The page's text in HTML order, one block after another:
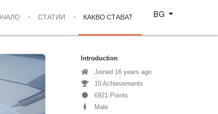
СТАТИИ КАКВО СТАВА?
Изберете език
BG
Introduction
Joined 16 years ago
10 Achievements
6921 Points
Male